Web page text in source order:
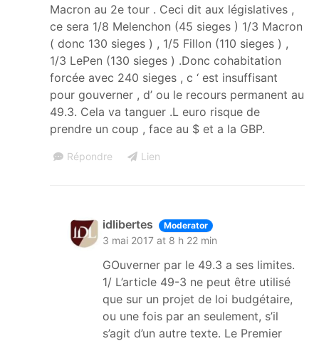
Macron au 2e tour . Ceci dit aux législatives ,
ce sera 1/8 Melenchon (45 sieges ) 1/3 Macron
( donc 130 sieges ) , 1/5 Fillon (110 sieges ) ,
1/3 LePen (130 sieges ) .Donc cohabitation
forcée avec 240 sieges , c ‘ est insuffisant
pour gouverner , d’ ou le recours permanent au
49.3. Cela va tanguer .L euro risque de
prendre un coup , face au $ et a la GBP.
Répondre Lien
idlibertes Moderator
3 mai 2017 at 8 h 22 min
GOuverner par le 49.3 a ses limites.
1/ L’article 49-3 ne peut être utilisé
que sur un projet de loi budgétaire,
ou une fois par an seulement, s’il
s’agit d’un autre texte. Le Premier